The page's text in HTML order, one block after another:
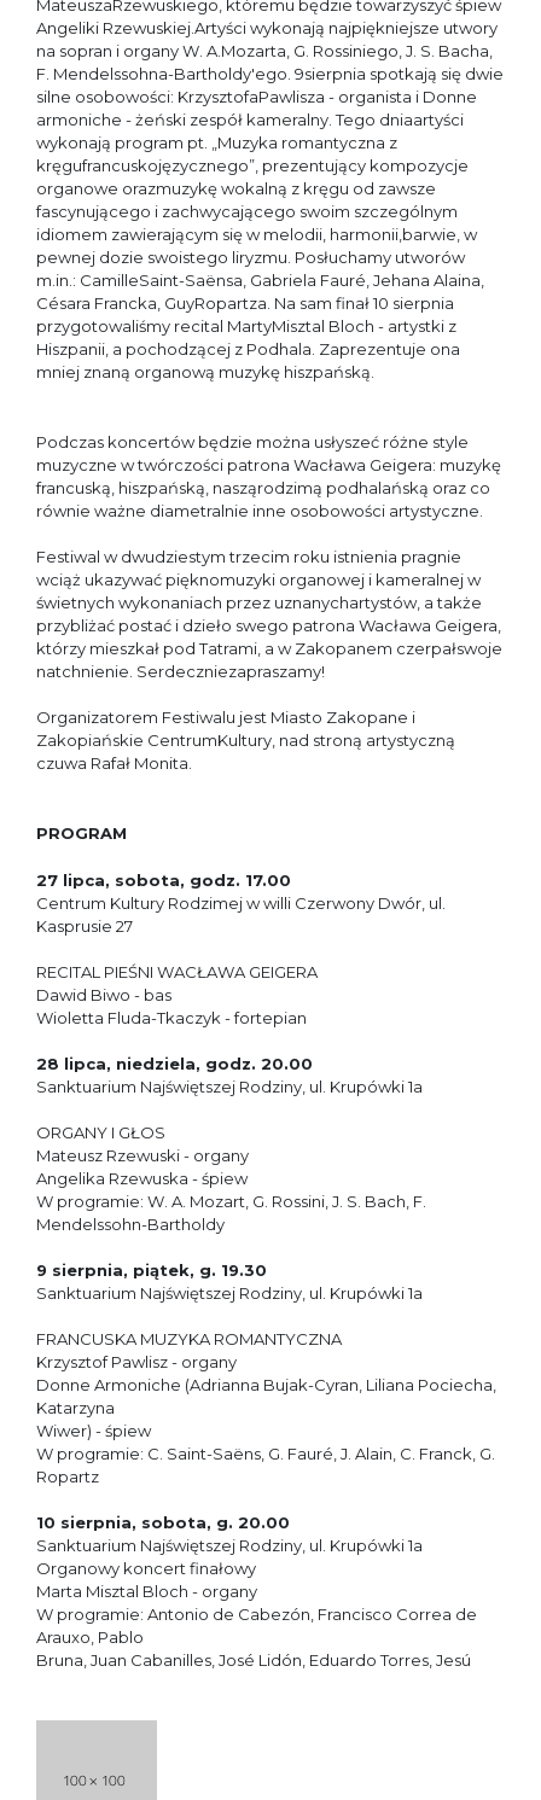
MateuszaRzewuskiego, któremu będzie towarzyszyć śpiew
Angeliki Rzewuskiej.Artyści wykonają najpiękniejsze utwory
na sopran i organy W. A.Mozarta, G. Rossiniego, J. S. Bacha,
F. Mendelssohna-Bartholdy'ego. 9sierpnia spotkają się dwie
silne osobowości: KrzysztofaPawlisza - organista i Donne
armoniche - żeński zespół kameralny. Tego dniaartyści
wykonają program pt. „Muzyka romantyczna z
kręgufrancuskojęzycznego”, prezentujący kompozycje
organowe orazmuzykę wokalną z kręgu od zawsze
fascynującego i zachwycającego swoim szczególnym
idiomem zawierającym się w melodii, harmonii,barwie, w
pewnej dozie swoistego liryzmu. Posłuchamy utworów
m.in.: CamilleSaint-Saënsa, Gabriela Fauré, Jehana Alaina,
Césara Francka, GuyRopartza. Na sam finał 10 sierpnia
przygotowaliśmy recital MartyMisztal Bloch - artystki z
Hiszpanii, a pochodzącej z Podhala. Zaprezentuje ona
mniej znaną organową muzykę hiszpańską.
Podczas koncertów będzie można usłyszeć różne style
muzyczne w twórczości patrona Wacława Geigera: muzykę
francuską, hiszpańską, nasząrodzimą podhalańską oraz co
równie ważne diametralnie inne osobowości artystyczne.
Festiwal w dwudziestym trzecim roku istnienia pragnie
wciąż ukazywać pięknomuzyki organowej i kameralnej w
świetnych wykonaniach przez uznanychartystów, a także
przybliżać postać i dzieło swego patrona Wacława Geigera,
którzy mieszkał pod Tatrami, a w Zakopanem czerpałswoje
natchnienie. Serdeczniezapraszamy!
Organizatorem Festiwalu jest Miasto Zakopane i
Zakopiańskie CentrumKultury, nad stroną artystyczną
czuwa Rafał Monita.
PROGRAM
27 lipca, sobota, godz. 17.00
Centrum Kultury Rodzimej w willi Czerwony Dwór, ul.
Kasprusie 27
RECITAL PIEŚNI WACŁAWA GEIGERA
Dawid Biwo - bas
Wioletta Fluda-Tkaczyk - fortepian
28 lipca, niedziela, godz. 20.00
Sanktuarium Najświętszej Rodziny, ul. Krupówki 1a
ORGANY I GŁOS
Mateusz Rzewuski - organy
Angelika Rzewuska - śpiew
W programie: W. A. Mozart, G. Rossini, J. S. Bach, F.
Mendelssohn-Bartholdy
9 sierpnia, piątek, g. 19.30
Sanktuarium Najświętszej Rodziny, ul. Krupówki 1a
FRANCUSKA MUZYKA ROMANTYCZNA
Krzysztof Pawlisz - organy
Donne Armoniche (Adrianna Bujak-Cyran, Liliana Pociecha,
Katarzyna
Wiwer) - śpiew
W programie: C. Saint-Saëns, G. Fauré, J. Alain, C. Franck, G.
Ropartz
10 sierpnia, sobota, g. 20.00
Sanktuarium Najświętszej Rodziny, ul. Krupówki 1a
Organowy koncert finałowy
Marta Misztal Bloch - organy
W programie: Antonio de Cabezón, Francisco Correa de
Arauxo, Pablo
Bruna, Juan Cabanilles, José Lidón, Eduardo Torres, Jesú